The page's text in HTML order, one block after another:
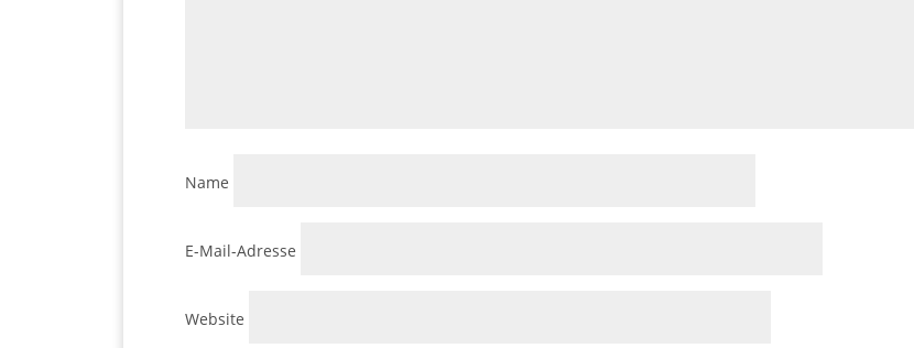
Name
E-Mail-Adresse
Website